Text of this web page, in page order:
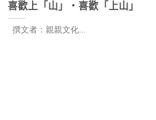
喜歡上「山」‧喜歡「上山」
撰文者：親親文化...